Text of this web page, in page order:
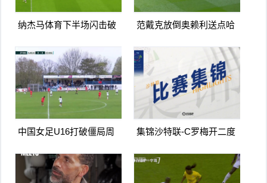
纳杰马体育下半场闪击破
得手
范戴克放倒奥赖利送点哈
浦
中国女足U16打破僵局周
远角破门
集锦沙特联-C罗梅开二度